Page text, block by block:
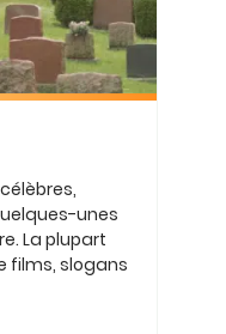
unes
La plupart
films, slogans